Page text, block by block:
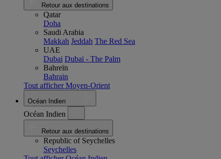
Retour aux destinations
Qatar
Doha
Saudi Arabia
Makkah Jeddah The Red Sea
UAE
Dubai Dubai - The Palm
Bahreïn
Bahrain
Tout afficher Moyen-Orient
Océan Indien
Océan Indien
Retour aux destinations
Republic of Seychelles
Seychelles